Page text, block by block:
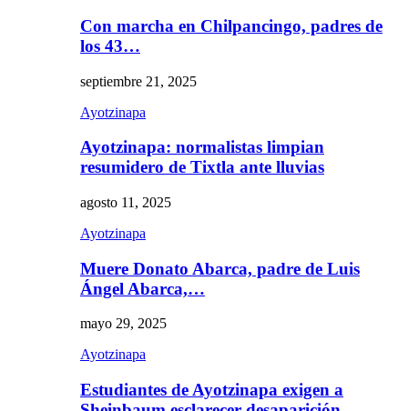
Con marcha en Chilpancingo, padres de
los 43…
septiembre 21, 2025
Ayotzinapa
Ayotzinapa: normalistas limpian
resumidero de Tixtla ante lluvias
agosto 11, 2025
Ayotzinapa
Muere Donato Abarca, padre de Luis
Ángel Abarca,…
mayo 29, 2025
Ayotzinapa
Estudiantes de Ayotzinapa exigen a